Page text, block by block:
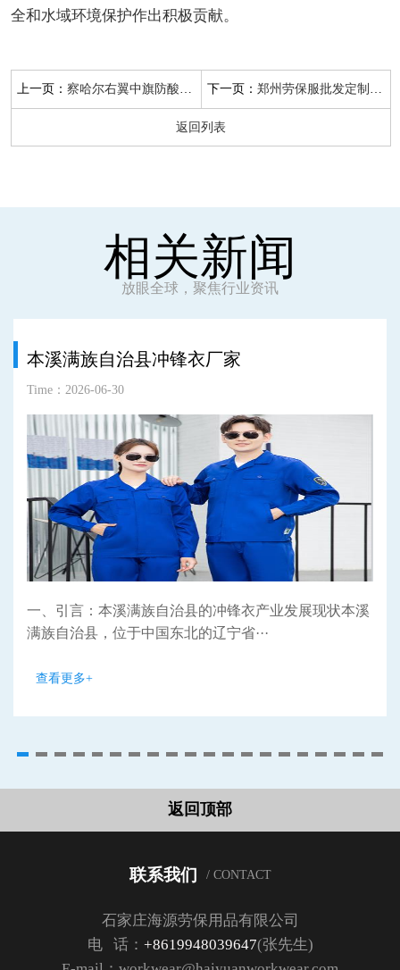
全和水域环境保护作出积极贡献。
上一页：察哈尔右翼中旗防酸碱防静电工作服 下一页：郑州劳保服批发定制厂家
返回列表
相关新闻
放眼全球，聚焦行业资讯
本溪满族自治县冲锋衣厂家
Time：2026-06-30
一、引言：本溪满族自治县的冲锋衣产业发展现状本溪
满族自治县，位于中国东北的辽宁省···
查看更多+
返回顶部
联系我们 / CONTACT
石家庄海源劳保用品有限公司
电 话： +8619948039647(张先生)